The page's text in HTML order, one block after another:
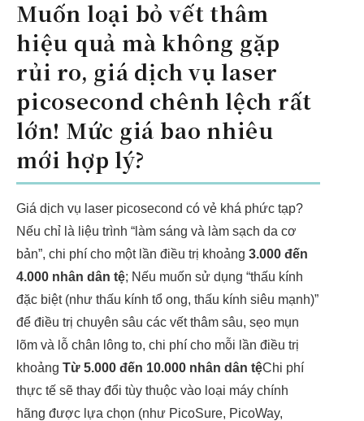
Muốn loại bỏ vết thâm
hiệu quả mà không gặp
rủi ro, giá dịch vụ laser
picosecond chênh lệch rất
lớn! Mức giá bao nhiêu
mới hợp lý?
Giá dịch vụ laser picosecond có vẻ khá phức tạp?
Nếu chỉ là liệu trình “làm sáng và làm sạch da cơ
bản”, chi phí cho một lần điều trị khoảng 3.000 đến
4.000 nhân dân tệ; Nếu muốn sử dụng “thấu kính
đặc biệt (như thấu kính tổ ong, thấu kính siêu mạnh)”
để điều trị chuyên sâu các vết thâm sâu, sẹo mụn
lõm và lỗ chân lông to, chi phí cho mỗi lần điều trị
khoảng Từ 5.000 đến 10.000 nhân dân tệChi phí
thực tế sẽ thay đổi tùy thuộc vào loại máy chính
hãng được lựa chọn (như PicoSure, PicoWay,